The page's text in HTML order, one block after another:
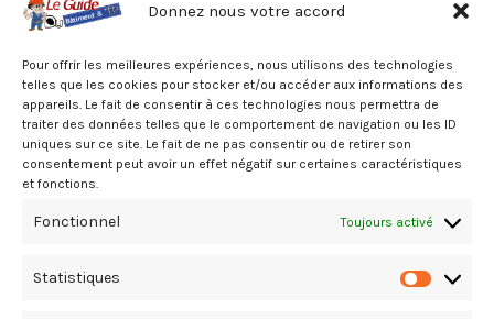
Donnez nous votre accord
Pour offrir les meilleures expériences, nous utilisons des technologies
telles que les cookies pour stocker et/ou accéder aux informations des
appareils. Le fait de consentir à ces technologies nous permettra de
traiter des données telles que le comportement de navigation ou les ID
uniques sur ce site. Le fait de ne pas consentir ou de retirer son
consentement peut avoir un effet négatif sur certaines caractéristiques
et fonctions.
Fonctionnel Toujours activé
Statistiques
ACCES RAPIDE
Actualités du BTP
Annuaire
Besoin d’un professionnel ?
Mentions légales
Politique de cookies (UE)